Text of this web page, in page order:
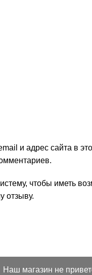
и адрес сайта в
чтобы иметь
отзыву.
Наш магазин не